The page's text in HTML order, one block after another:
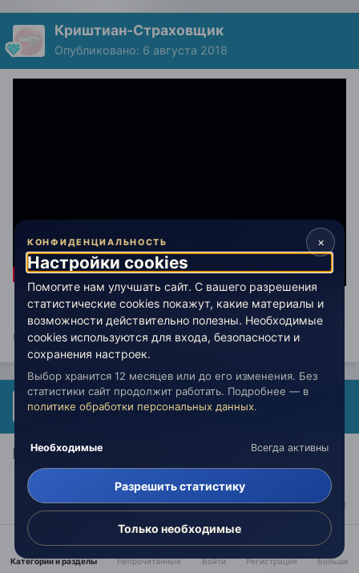
Криштиан-Страховщик
Опубликовано: 6 августа 2018
кто Агни-йогу не читает - тот в рай не попадает
Гость Минус
Опубликовано:6 августа 2018
https://www.youtube.com/watch?v=KQTJz0n10z4
Категории и разделы Непрочитанные Войти Регистрация Больше
×
КОНФИДЕНЦИАЛЬНОСТЬ
Настройки cookies
Помогите нам улучшать сайт. С вашего разрешения
статистические cookies покажут, какие материалы и
возможности действительно полезны. Необходимые
cookies используются для входа, безопасности и
сохранения настроек.
Выбор хранится 12 месяцев или до его изменения. Без
статистики сайт продолжит работать. Подробнее — в
политике обработки персональных данных.
Необходимые Всегда активны
Разрешить статистику
Только необходимые